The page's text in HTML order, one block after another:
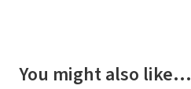
You might also like…